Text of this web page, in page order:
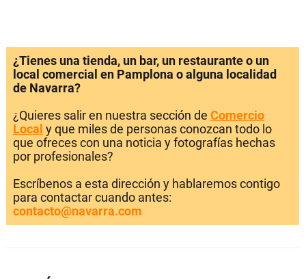
¿Tienes una tienda, un bar, un restaurante o un
local comercial en Pamplona o alguna localidad
de Navarra?
¿Quieres salir en nuestra sección de Comercio
Local y que miles de personas conozcan todo lo
que ofreces con una noticia y fotografías hechas
por profesionales?
Escríbenos a esta dirección y hablaremos contigo
para contactar cuando antes:
contacto@navarra.com